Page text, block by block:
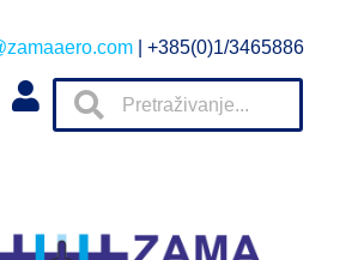
| +385(0)1/3465886